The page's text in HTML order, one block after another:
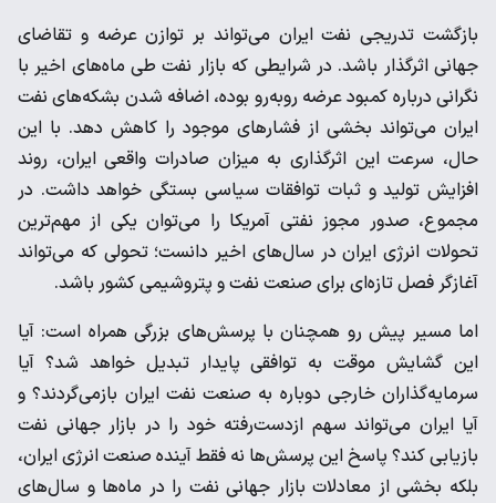
بازگشت تدریجی نفت ایران می‌تواند بر توازن عرضه و تقاضای
جهانی اثرگذار باشد. در شرایطی که بازار نفت طی ماه‌های اخیر با
نگرانی درباره کمبود عرضه روبه‌رو بوده، اضافه شدن بشکه‌های نفت
ایران می‌تواند بخشی از فشارهای موجود را کاهش دهد. با این
حال، سرعت این اثرگذاری به میزان صادرات واقعی ایران، روند
افزایش تولید و ثبات توافقات سیاسی بستگی خواهد داشت. در
مجموع، صدور مجوز نفتی آمریکا را می‌توان یکی از مهم‌ترین
تحولات انرژی ایران در سال‌های اخیر دانست؛ تحولی که می‌تواند
آغازگر فصل تازه‌ای برای صنعت نفت و پتروشیمی کشور باشد.
اما مسیر پیش رو همچنان با پرسش‌های بزرگی همراه است: آیا
این گشایش موقت به توافقی پایدار تبدیل خواهد شد؟ آیا
سرمایه‌گذاران خارجی دوباره به صنعت نفت ایران بازمی‌گردند؟ و
آیا ایران می‌تواند سهم ازدست‌رفته خود را در بازار جهانی نفت
بازیابی کند؟ پاسخ این پرسش‌ها نه فقط آینده صنعت انرژی ایران،
بلکه بخشی از معادلات بازار جهانی نفت را در ماه‌ها و سال‌های